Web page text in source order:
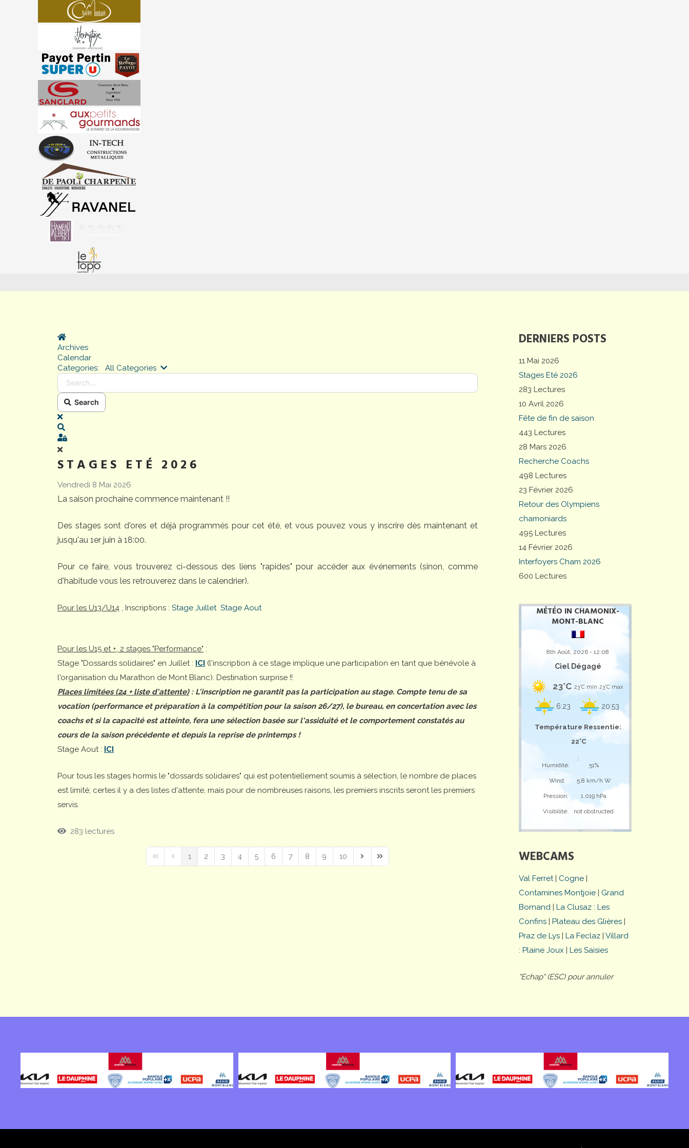
DERNIERS POSTS
11 Mai 2026
Stages Eté 2026
283 Lectures
10 Avril 2026
Fête de fin de saison
443 Lectures
28 Mars 2026
Recherche Coachs
498 Lectures
23 Février 2026
Retour des Olympiens
chamoniards
495 Lectures
14 Février 2026
Interfoyers Cham 2026
600 Lectures
MÉTÉO IN CHAMONIX-
MONT-BLANC
8th Août, 2026 - 12:08
Ciel Dégagé
23°C 23°C min 23°C max
6:23 20:53
Température Ressentie:
22°C
;
Humidité:
51%
Wind: 5,8 km/h W
Pression: 1.019 hPa
Visibilité: not obstructed
WEBCAMS
Val Ferret| Cogne |
Contamines Montjoie | Grand
Bornand | La Clusaz : Les
Confins | Plateau des Glières |
Praz de Lys | La Feclaz | Villard
: Plaine Joux | Les Saisies
"Echap" (ESC) pour annuler
Home
Archives
Calendar
Categories:
All Categories Search...
Search
x
Sign In
STAGES ETÉ 2026
Vendredi 8 Mai 2026
La saison prochaine commence maintenant !!
Des stages sont d'ores et déjà programmés pour cet été, et vous pouvez vous y inscrire dès maintenant et
jusqu'au 1er juin à 18:00.
Pour ce faire, vous trouverez ci-dessous des liens "rapides" pour accéder aux événements (sinon, comme
d'habitude vous les retrouverez dans le calendrier).
Pour les U13/U14 , Inscriptions : Stage Juillet Stage Aout
Pour les U15 et +, 2 stages "Performance" :
Stage "Dossards solidaires" en Juillet : ICI (l'inscription à ce stage implique une participation en tant que bénévole à
l'organisation du Marathon de Mont Blanc). Destination surprise !!
Places limitées (24 + liste d'attente): L'inscription ne garantit pas la participation au stage. Compte tenu de sa
vocation (performance et préparation à la compétition pour la saison 26/27), le bureau, en concertation avec les
coachs et si la capacité est atteinte, fera une sélection basée sur l'assiduité et le comportement constatés au
cours de la saison précédente et depuis la reprise de printemps !
Stage Aout : ICI
Pour tous les stages hormis le "dossards solidaires" qui est potentiellement soumis à sélection, le nombre de places
est limité; certes il y a des listes d'attente, mais pour de nombreuses raisons, les premiers inscrits seront les premiers
servis.
283 lectures
First PagePrevious Page
1 2 3 4 5 6 7 8 9 10
Next PageLast Page